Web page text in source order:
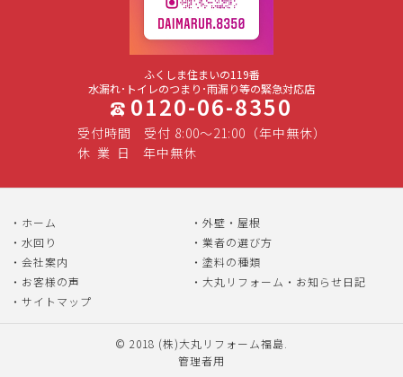
ふくしま住まいの119番
水漏れ･トイレのつまり･雨漏り等の緊急対応店
0120-06-8350
受付時間
受付 8:00～21:00（年中無休）
休 業 日 年中無休
ホーム
外壁・屋根
水回り
業者の選び方
会社案内
塗料の種類
お客様の声
大丸リフォーム・お知らせ日記
サイトマップ
© 2018 (株)大丸リフォーム福島
管理者用